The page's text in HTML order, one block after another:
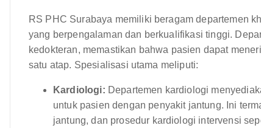
RS PHC Surabaya memiliki beragam departemen
yang berpengalaman dan berkualifikasi tinggi.
kedokteran, memastikan bahwa pasien dapat
satu atap. Spesialisasi utama meliputi:
Kardiologi: Departemen kardiologi
untuk pasien dengan penyakit jantung. Ini
jantung, dan prosedur kardiologi intervensi